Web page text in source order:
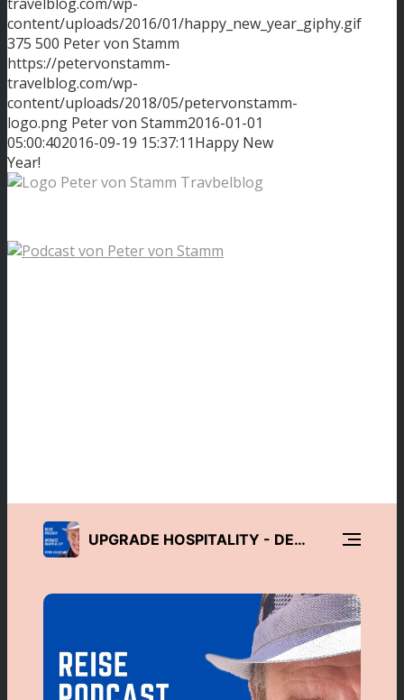
content/uploads/2016/01/happy_new_year_giphy.gif
375 500 Peter von Stamm
https://petervonstamm-
travelblog.com/wp-
content/uploads/2018/05/petervonstamm-
logo.png Peter von Stamm2016-01-01
05:00:402016-09-19 15:37:11Happy New
Year!